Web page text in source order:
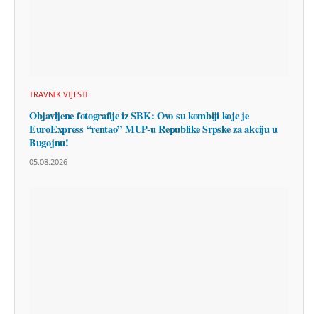
TRAVNIK VIJESTI
Objavljene fotografije iz SBK: Ovo su kombiji koje je
EuroExpress “rentao” MUP-u Republike Srpske za akciju u
Bugojnu!
05.08.2026